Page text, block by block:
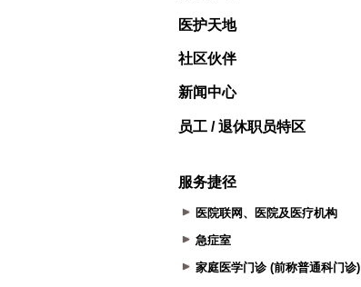
医护天地
社区伙伴
新闻中心
员工 / 退休职员特区
服务捷径
医院联网、医院及医疗机构
急症室
家庭医学门诊 (前称普通科门诊)